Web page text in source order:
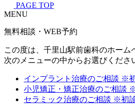
PAGE TOP
MENU
無料相談・WEB予約
この度は、千里山駅前歯科のホーム
次のメニューの中からお選びくださ
インプラント治療のご相談 ※
小児矯正・矯正治療のご相談
セラミック治療のご相談 ※初